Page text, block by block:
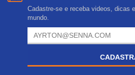
Cadastre-se e receba videos, dicas
mundo.